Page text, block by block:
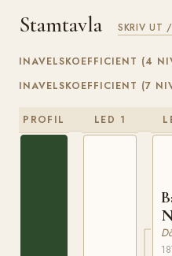
Stamtavla SKRIV UT
INAVELSKOEFFICIENT (4
INAVELSKOEFFICIENT (7
PROFIL LED 1